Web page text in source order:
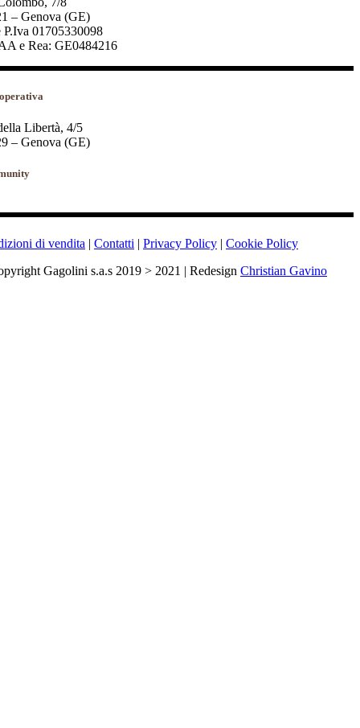
– Genova (GE)
P.Iva 01705330098
e Rea: GE0484216
Libertà, 4/5
– Genova (GE)
di vendita | Contatti | Privacy Policy | Cookie Policy
Gagolini s.a.s 2019 > 2021 | Redesign Christian Gavino